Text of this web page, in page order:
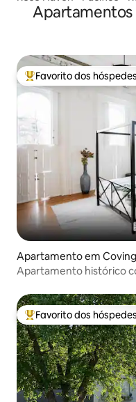
famílias
Apartamentos
Favoritos dos hóspedes
Favorito dos hóspedes
Apartamento em
Apartamento histórico
pé de Down
Favoritos dos
Favorito dos hóspedes